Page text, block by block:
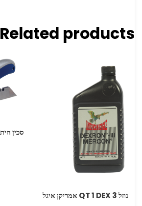
Related products
נוזל DEX 3 ‏1 ‏QT אמריקן איגל